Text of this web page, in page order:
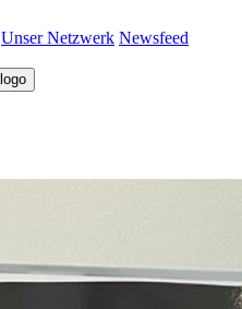
Unser Netzwerk Newsfeed